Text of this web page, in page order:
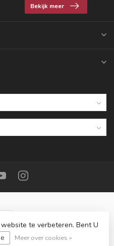
Bekijk meer
Messenwinkel
te verbeteren. Bent U
Meer over cookies »